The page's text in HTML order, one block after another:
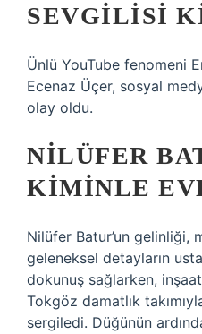
SEVGILISI
Ünlü YouTube fenomeni
Ecenaz Üçer, sosyal
olay oldu.
NILÜFER
KIMINLE
Nilüfer Batur’un gelinliği,
geleneksel detayların
dokunuş sağlarken,
Tokgöz damatlık
sergiledi. Düğünün